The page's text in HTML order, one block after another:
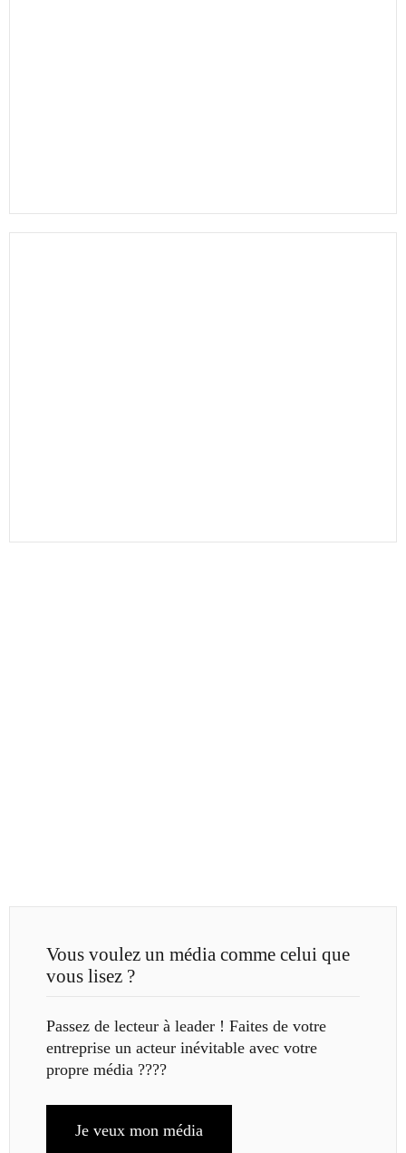
Vous voulez un média comme celui que
vous lisez ?
Passez de lecteur à leader ! Faites de votre
entreprise un acteur inévitable avec votre
propre média ????
Je veux mon média